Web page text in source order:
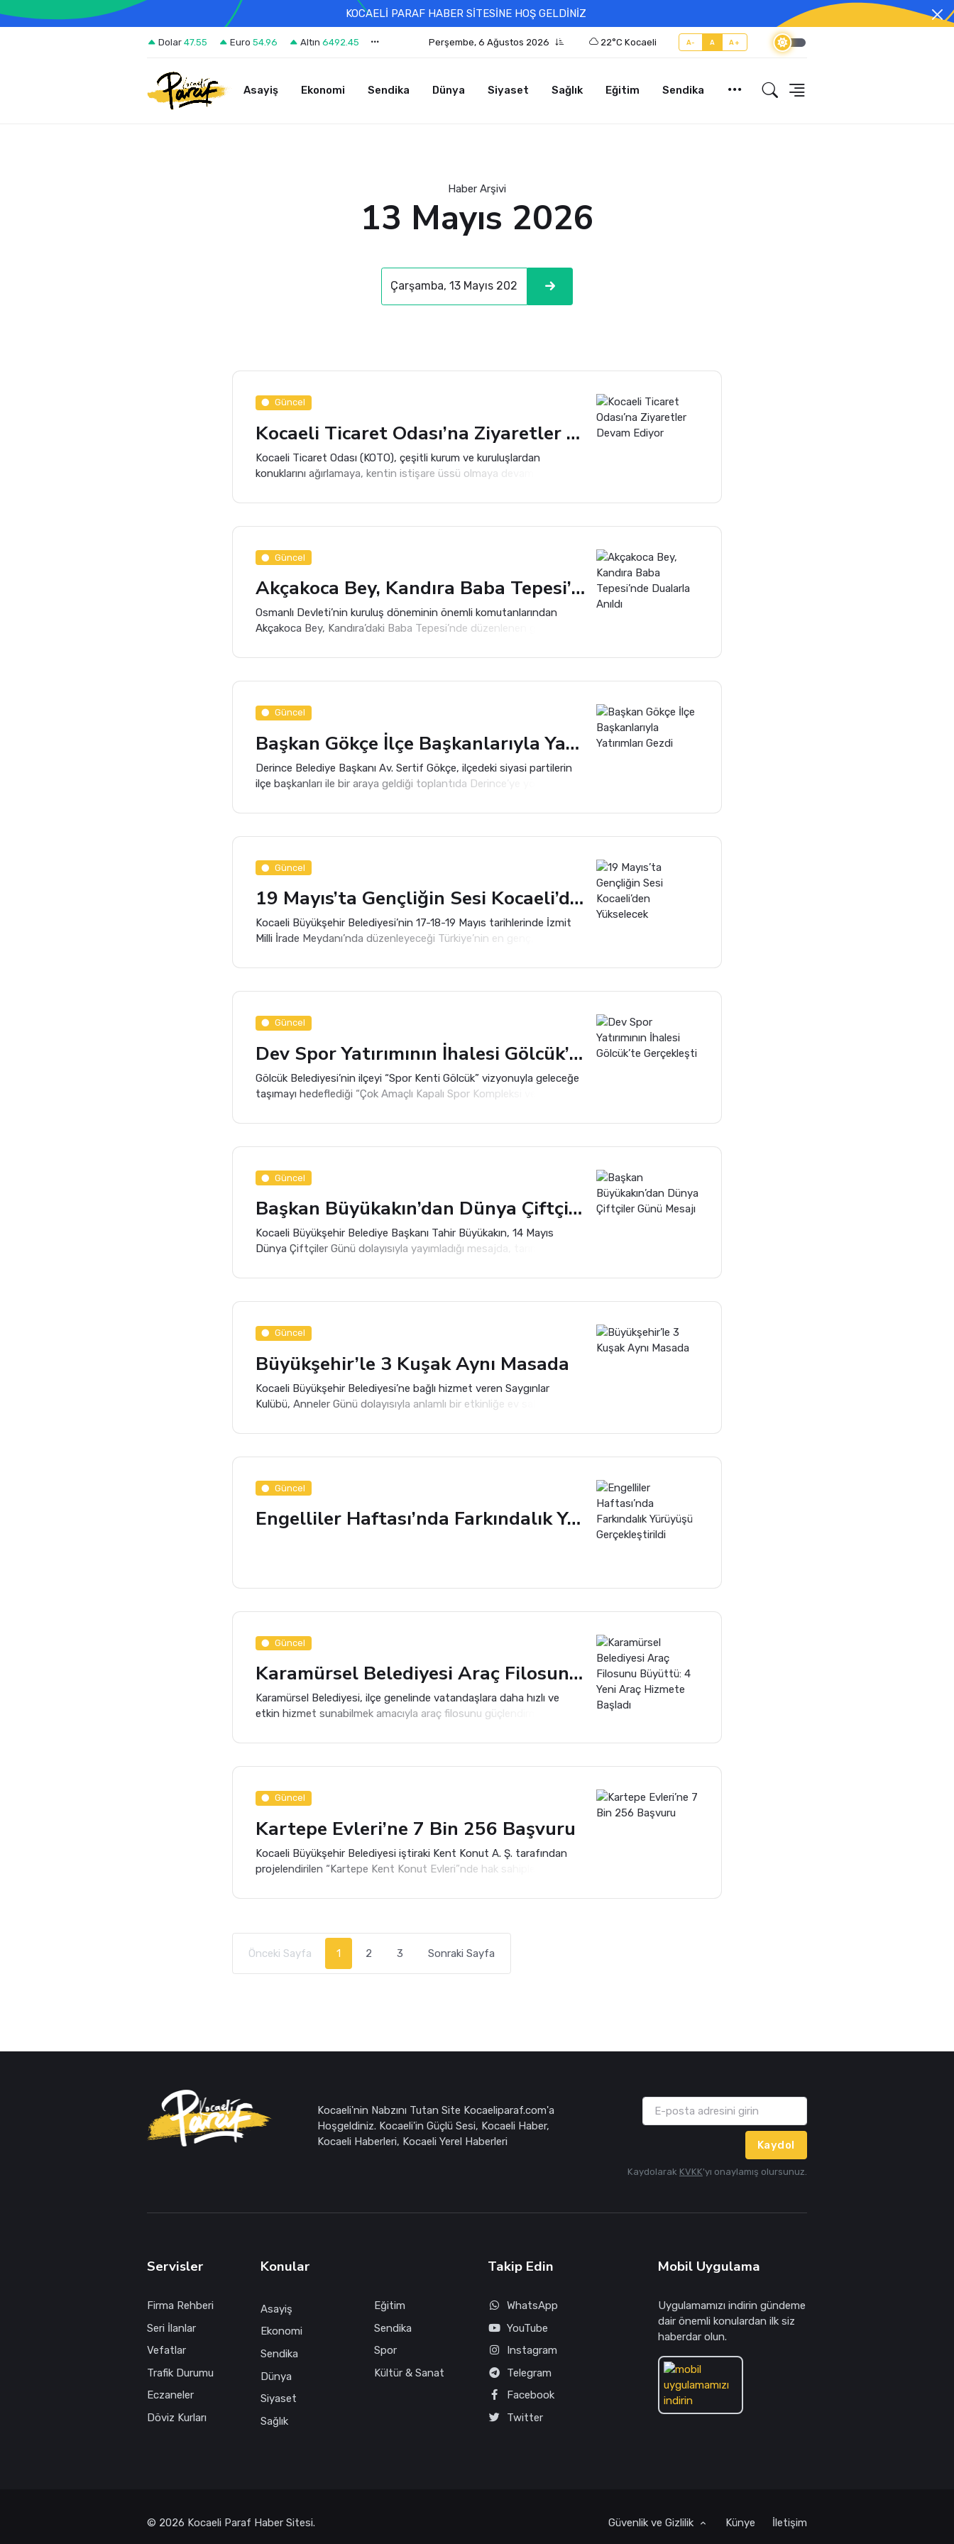
KOCAELİ PARAF HABER SİTESİNE HOŞ GELDİNİZ
Dolar 47.55 Euro 54.96 Altın 6492.45 Perşembe, 6 Ağustos 2026 22°C Kocaeli A- A A+
Asayiş Ekonomi Sendika Dünya Siyaset Sağlık Eğitim Sendika
Haber Arşivi
13 Mayıs 2026
Güncel
Kocaeli Ticaret Odası’na Ziyaretler Devam Ediyor
Kocaeli Ticaret Odası (KOTO), çeşitli kurum ve kuruluşlardan
konuklarını ağırlamaya, kentin istişare üssü olmaya devam ediyor.
Güncel
Akçakoca Bey, Kandıra Baba Tepesi’nde Dualarla Anıldı
Osmanlı Devleti’nin kuruluş döneminin önemli komutanlarından
Akçakoca Bey, Kandıra’daki Baba Tepesi’nde düzenlenen geleneksel
ve kültürel değerlerin yaşatılması vurgulandı.
Güncel
Başkan Gökçe İlçe Başkanlarıyla Yatırımları Gezdi
Derince Belediye Başkanı Av. Sertif Gökçe, ilçedeki siyasi partilerin
ilçe başkanları ile bir araya geldiği toplantıda Derince’ye yönelik
değerlendirmelerde bulundu.
Güncel
19 Mayıs’ta Gençliğin Sesi Kocaeli’den Yükselecek
Kocaeli Büyükşehir Belediyesi’nin 17-18-19 Mayıs tarihlerinde İzmit
Milli İrade Meydanı’nda düzenleyeceği Türkiye’nin en genç, en
Mayıs coşkusu yaşatacak.
Güncel
Dev Spor Yatırımının İhalesi Gölcük’te Gerçekleşti
Gölcük Belediyesi’nin ilçeyi “Spor Kenti Gölcük” vizyonuyla geleceğe
taşımayı hedeflediği “Çok Amaçlı Kapalı Spor Kompleksi ve 5 Kulvarlı
Güncel
Başkan Büyükakın’dan Dünya Çiftçiler Günü Mesajı
Kocaeli Büyükşehir Belediye Başkanı Tahir Büyükakın, 14 Mayıs
Dünya Çiftçiler Günü dolayısıyla yayımladığı mesajda, tarımın
Güncel
Büyükşehir’le 3 Kuşak Aynı Masada
Kocaeli Büyükşehir Belediyesi’ne bağlı hizmet veren Saygınlar
Kulübü, Anneler Günü dolayısıyla anlamlı bir etkinliğe ev sahipliği
Güncel
Engelliler Haftası’nda Farkındalık Yürüyüşü Gerçekleştirildi
Güncel
Karamürsel Belediyesi Araç Filosunu Büyüttü: 4 Yeni Araç Hizmete Başladı
Karamürsel Belediyesi, ilçe genelinde vatandaşlara daha hızlı ve
etkin hizmet sunabilmek amacıyla araç filosunu güçlendirmeyi
envantere dahil edilerek kullanılmaya başlandı.
Güncel
Kartepe Evleri’ne 7 Bin 256 Başvuru
Kocaeli Büyükşehir Belediyesi iştiraki Kent Konut A. Ş. tarafından
projelendirilen “Kartepe Kent Konut Evleri”nde hak sahiplerini
Önceki Sayfa 1 2 3 Sonraki Sayfa
Kocaeli'nin Nabzını Tutan Site Kocaeliparaf.com'a
Hoşgeldiniz. Kocaeli'in Güçlü Sesi, Kocaeli Haber,
Kocaeli Haberleri, Kocaeli Yerel Haberleri
Kaydol
Kaydolarak KVKK'yı onaylamış olursunuz.
Servisler
Firma Rehberi
Seri İlanlar
Vefatlar
Trafik Durumu
Eczaneler
Döviz Kurları
Konular
Asayiş
Ekonomi
Sendika
Dünya
Siyaset
Sağlık
Eğitim
Sendika
Spor
Kültür & Sanat
Takip Edin
WhatsApp
YouTube
Instagram
Telegram
Facebook
Twitter
Mobil Uygulama
Uygulamamızı indirin gündeme
dair önemli konulardan ilk siz
haberdar olun.
© 2026 Kocaeli Paraf Haber Sitesi. Güvenlik ve Gizlilik Künye İletişim